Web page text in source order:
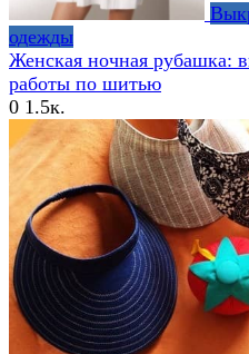
одежды
Женская ночная рубашка:
работы по шитью
0 1.5к.